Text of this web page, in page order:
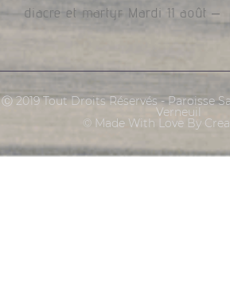
diacre et martyr Mardi 11 août –
Ⓒ 2019 Tout Droits Réservés - Paroisse
Verneuil
© Made With Love By